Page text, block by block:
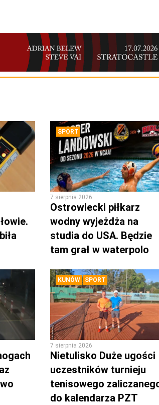
SPORT
7 sierpnia 2026
Ostrowiecki piłkarz
wodny wyjeżdża na
studia do USA. Będzie
tam grał w waterpolo
KUNÓW SPORT
7 sierpnia 2026
Nietulisko Duże ugości
uczestników turnieju
tenisowego
do kalendarza PZT